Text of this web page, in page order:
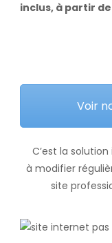
inclus, à partir de
Voir
C’est la
à modifier
site